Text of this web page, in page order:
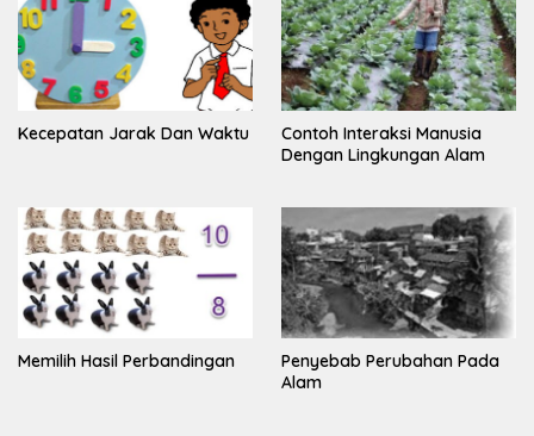
Kecepatan Jarak Dan Waktu
Contoh Interaksi Manusia
Dengan Lingkungan Alam
Memilih Hasil Perbandingan
Penyebab Perubahan Pada
Alam